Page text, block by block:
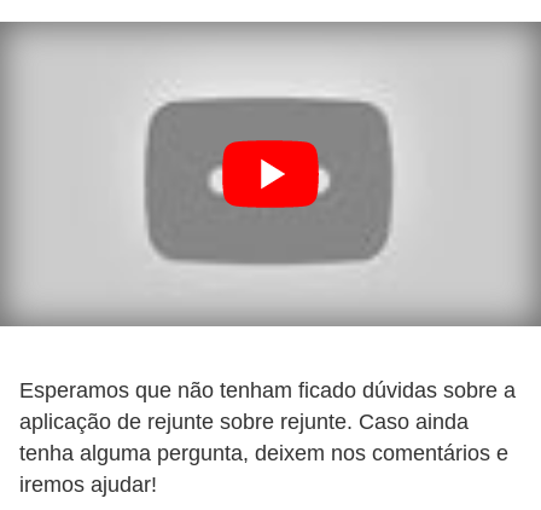
Esperamos que não tenham ficado dúvidas sobre a
aplicação de rejunte sobre rejunte. Caso ainda
tenha alguma pergunta, deixem nos comentários e
iremos ajudar!